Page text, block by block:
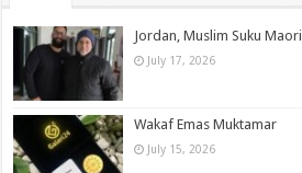
Jordan, Muslim Suku Maori
July 17, 2026
Wakaf Emas Muktamar
July 15, 2026